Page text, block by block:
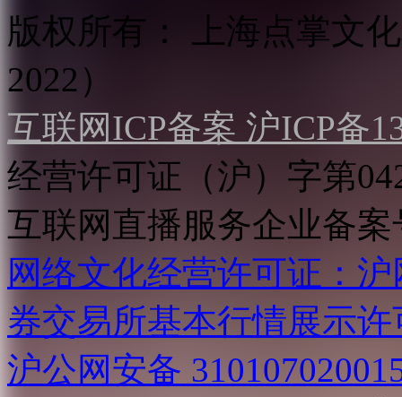
版权所有：
上海点掌文
2022）
互联网ICP备案 沪ICP备
经营许可证（沪）字第
互联网直播服务企业备案
网络文化经营许可证：
券交易所基本行情展示许
沪公网安备